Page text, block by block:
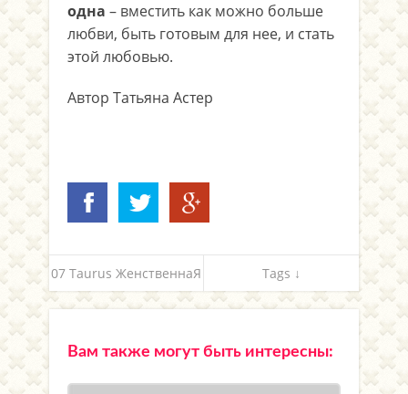
одна – вместить как можно больше
любви, быть готовым для нее, и стать
этой любовью.
Автор Татьяна Астер
07 Taurus ЖенственнаЯ Tags ↓
Вам также могут быть интересны: